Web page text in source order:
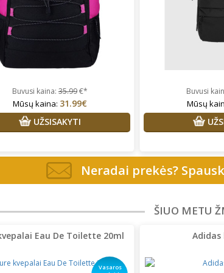
Buvusi kaina:35.99€*
Mūsų kaina: 31.99€
UŽSISAKYTI
Buvusi
Mūsų
Neradai prekės?
ŠIUO METU
Eau De Toilette 20ml
Vasaros